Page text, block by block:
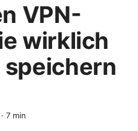
VPN-
wirklich
speichern
· 7 min